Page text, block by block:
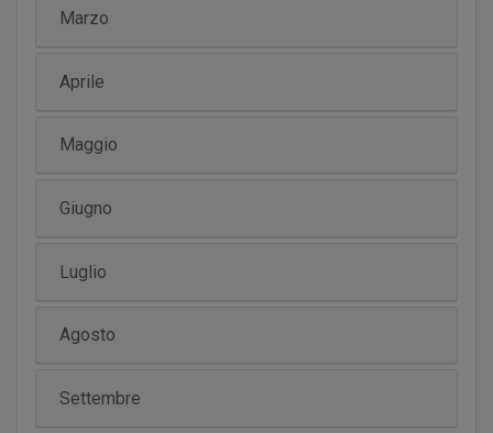
Marzo
Aprile
Maggio
Giugno
Luglio
Agosto
Settembre